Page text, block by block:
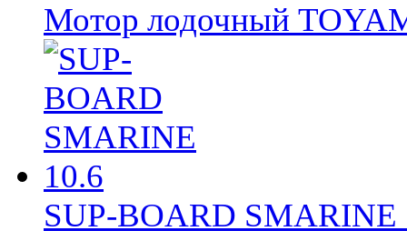
Мотор лодочный
SUP-BOARD